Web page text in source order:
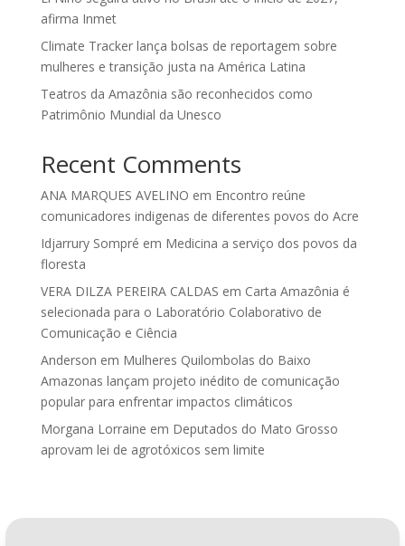
afirma Inmet
Climate Tracker lança bolsas de reportagem sobre
mulheres e transição justa na América Latina
Teatros da Amazônia são reconhecidos como
Patrimônio Mundial da Unesco
Recent Comments
ANA MARQUES AVELINO em Encontro reúne
comunicadores indigenas de diferentes povos do Acre
Idjarrury Sompré em Medicina a serviço dos povos da
floresta
VERA DILZA PEREIRA CALDAS em Carta Amazônia é
selecionada para o Laboratório Colaborativo de
Comunicação e Ciência
Anderson em Mulheres Quilombolas do Baixo
Amazonas lançam projeto inédito de comunicação
popular para enfrentar impactos climáticos
Morgana Lorraine em Deputados do Mato Grosso
aprovam lei de agrotóxicos sem limite